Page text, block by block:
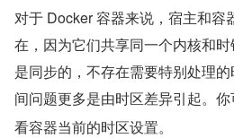
对于 Docker 容器来说，宿主和容
在，因为它们共享同一个内核和
是同步的，不存在需要特别处理
间问题更多是由时区差异引起。
看容器当前的时区设置。